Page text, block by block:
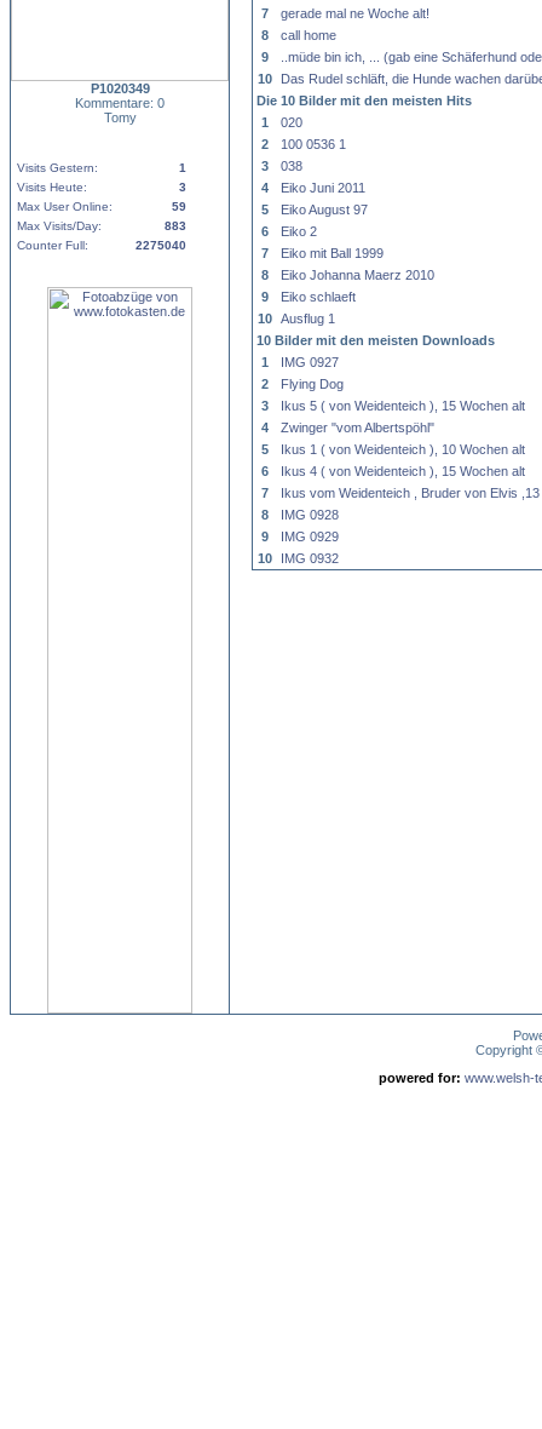
P1020349
Kommentare: 0
Tomy
Visits Gestern:
1
Visits Heute:
3
Max User Online:
59
Max Visits/Day:
883
Counter Full:
2275040
7
gerade mal ne Woche alt!
8
call home
9
..müde bin ich, ... (gab eine Schäferhund
10
Das Rudel schläft, die Hunde wachen
Die 10 Bilder mit den meisten Hits
1
020
2
100 0536 1
3
038
4
Eiko Juni 2011
5
Eiko August 97
6
Eiko 2
7
Eiko mit Ball 1999
8
Eiko Johanna Maerz 2010
9
Eiko schlaeft
10 Ausflug 1
10 Bilder mit den meisten Downloads
1
IMG 0927
2
Flying Dog
3
Ikus 5 ( von Weidenteich ), 15 Wochen alt
4
Zwinger "vom Albertspöhl"
5
Ikus 1 ( von Weidenteich ), 10 Wochen alt
6
Ikus 4 ( von Weidenteich ), 15 Wochen alt
7
Ikus vom Weidenteich , Bruder von Elvis
8
IMG 0928
9
IMG 0929
10
IMG 0932
Copyright
powered for: www.welsh-